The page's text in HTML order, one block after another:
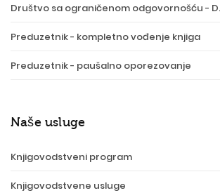
Društvo sa ograničenom odgovornošću -
Preduzetnik - kompletno vođenje knjiga
Preduzetnik - paušalno oporezovanje
Naše usluge
Knjigovodstveni program
Knjigovodstvene usluge